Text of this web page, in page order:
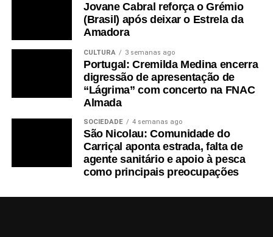
Jovane Cabral reforça o Grémio
(Brasil) após deixar o Estrela da
Amadora
CULTURA 3 semanas ago
Portugal: Cremilda Medina encerra
digressão de apresentação de
“Lágrima” com concerto na FNAC
Almada
SOCIEDADE 4 semanas ago
São Nicolau: Comunidade do
Carriçal aponta estrada, falta de
agente sanitário e apoio à pesca
como principais preocupações